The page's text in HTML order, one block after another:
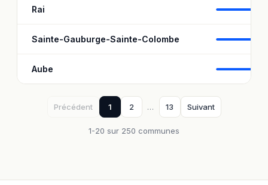
Rai
Sainte-Gauburge-Sainte-Colombe
Aube
Précédent 1 2 … 13 Suivant
1-20 sur 250 communes